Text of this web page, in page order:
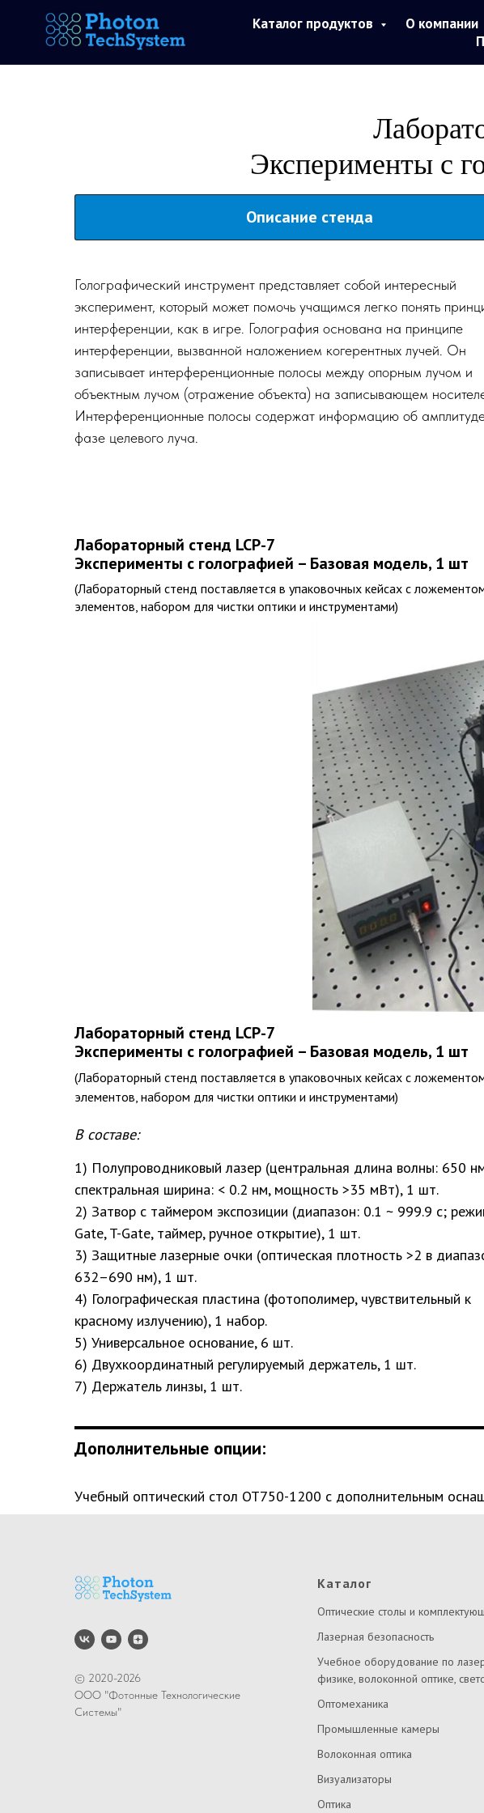
Каталог продуктов О компании
Эксперименты с
Описание стенда
Голографический инструмент представляет собой интересный
эксперимент, который может помочь учащимся легко понять
интерференции, как в игре. Голография основана на принципе
интерференции, вызванной наложением когерентных лучей. Он
записывает интерференционные полосы между опорным лучом и
объектным лучом (отражение объекта) на записывающем
Интерференционные полосы содержат информацию об
фазе целевого луча.
Лабораторный стенд LCP-7
Эксперименты с голографией – Базовая модель, 1 шт
(Лабораторный стенд поставляется в упаковочных кейсах с
элементов, набором для чистки оптики и инструментами)
Лабораторный стенд LCP-7
Эксперименты с голографией – Базовая модель, 1 шт
(Лабораторный стенд поставляется в упаковочных кейсах с
элементов, набором для чистки оптики и инструментами)
В составе:
1) Полупроводниковый лазер (центральная длина волны: 650
спектральная ширина: < 0.2 нм, мощность >35 мВт), 1 шт.
2) Затвор с таймером экспозиции (диапазон: 0.1 ~ 999.9 с;
Gate, T-Gate, таймер, ручное открытие), 1 шт.
3) Защитные лазерные очки (оптическая плотность >2 в
632–690 нм), 1 шт.
4) Голографическая пластина (фотополимер, чувствительный к
красному излучению), 1 набор.
5) Универсальное основание, 6 шт.
6) Двухкоординатный регулируемый держатель, 1 шт.
7) Держатель линзы, 1 шт.
Дополнительные опции:
Учебный оптический стол ОТ750-1200 с дополнительным
© 2020-2026
ООО "Фотонные Технологические
Системы"
Каталог
Оптические столы и
Лазерная безопасность
Учебное оборудование по
физике, волоконной оптике,
Оптомеханика
Промышленные камеры
Волоконная оптика
Визуализаторы
Оптика